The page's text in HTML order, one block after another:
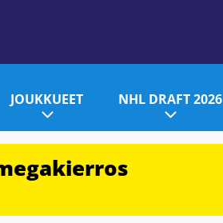
JOUKKUEET NHL DRAFT 2026